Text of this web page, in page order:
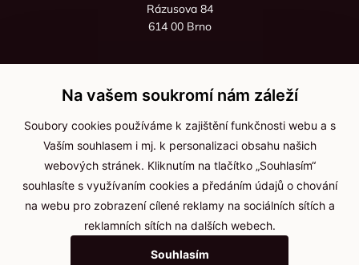
Rázusova 84
614 00 Brno
+420 736 535 066
Po - pá: 8:00 - 16:00
info@jma-kam.cz
Důležité informace
Ochrana osobních údajů
Cookies
Na vašem soukromí nám záleží
Soubory cookies používáme k zajištění funkčnosti webu a s
Vaším souhlasem i mj. k personalizaci obsahu našich
webových stránek. Kliknutím na tlačítko „Souhlasím“
souhlasíte s využívaním cookies a předáním údajů o chování
na webu pro zobrazení cílené reklamy na sociálních sítích a
reklamních sítích na dalších webech.
Souhlasím